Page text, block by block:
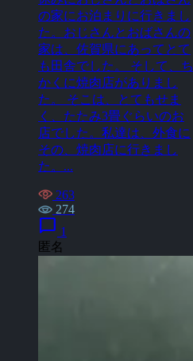
の家にお泊まりに行きまし
た。おじさんとおばさんの
家は、佐賀県にあってとて
も田舎でした。 そして、ち
かくに焼肉店がありまし
た。 そこは、とてもせま
く、たたみ3畳ぐらいのお
店でした。私達は、外食に
その、焼肉店に行きまし
た。...
263
274
chat_bubble 1
匿名